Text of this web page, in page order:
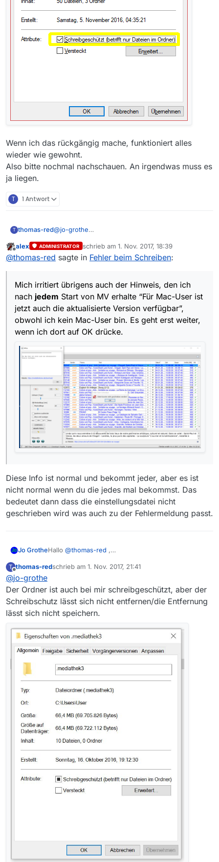
Wenn ich das rückgängig mache, funktioniert alles
wieder wie gewohnt.
Also bitte nochmal nachschauen. An irgendwas muss es
ja liegen.
T 1 Antwort
T thomas-red@jo-grothe
einfacher User und muss das mal in Ruhe
ausprobieren bzw. zu verstehen suchen.
Mit anderen Programmen habe ich keine
Probleme.
Ich werde es mit einer Neuinstallation von
MediathekView versuchen. Vielleicht ist es aber
auch wichtig, alles von den vorhandenen
Versionen zu entfernen.
nach
Start von MV erhalte “Für Mac-User
ist jetzt auch die aktualisierte Version verfügbar”,
obwohl ich kein Mac-User bin. Es geht erst weiter,
wenn ich dort auf OK drücke.
Offline
alex ADMINISTRATOR schrieb am 1. Nov. 2017, 18:39
zuletzt editiert von
@thomas-red sagte in Fehler beim Schreiben:
Mich irritiert übrigens auch der Hinweis, den ich
nach jedem Start von MV erhalte “Für Mac-User ist
jetzt auch die aktualisierte Version verfügbar”,
obwohl ich kein Mac-User bin. Es geht erst weiter,
wenn ich dort auf OK drücke.
Diese Info ist normal und bekommt jeder, aber es ist
nicht normal wenn du die jedes mal bekommst. Das
bedeutet dann dass die einstellungsdatei nicht
geschrieben wird was auch zu der Fehlermeldung passt.
Jo GrotheHallo @thomas-red ,
beim Starten von MV provozieren, indem ich ich den
habe:
T
Offline
thomas-redschrieb am 1. Nov. 2017, 21:41
zuletzt editiert von
@jo-grothe
Der Ordner ist auch bei mir schreibgeschützt, aber der
Schreibschutz lässt sich nicht entfernen/die Entfernung
lässt sich nicht speichern.